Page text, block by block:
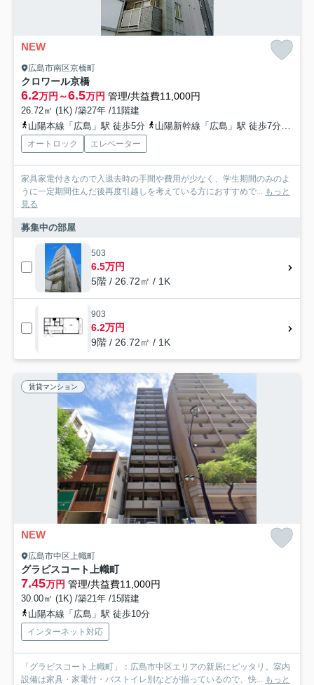
NEW
広島市南区京橋町
クロワール京橋
6.2万円～6.5万円 管理/共益費11,000円
26.72㎡ (1K) /築27年 /11階建
山陽本線「広島」駅 徒歩5分
山陽新幹線「広島」駅 徒歩7分
オートロック エレベーター
家具家電付きなので入退去時の手間や費用が少なく、学生期間のみのよ
うに一定期間住んだ後再度引越しを考えている方におすすめで...
もっと
見る
募集中の部屋
503
6.5万円
5階 / 26.72㎡ / 1K
903
6.2万円
9階 / 26.72㎡ / 1K
賃貸マンション
NEW
広島市中区上幟町
グラビスコート上幟町
7.45万円 管理/共益費11,000円
30.00㎡ (1K) /築21年 /15階建
山陽本線「広島」駅 徒歩10分
インターネット対応
「グラビスコート上幟町」：広島市中区エリアの新居にピッタリ。室内
設備は家具・家電付・バストイレ別などが揃っているので、快... もっと